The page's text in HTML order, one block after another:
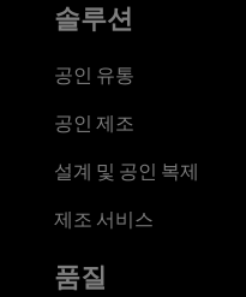
솔루션
공인 유통
공인 제조
설계 및 공인 복제
제조 서비스
품질